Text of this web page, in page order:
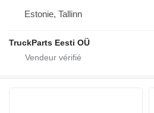
Estonie, Tallinn
TruckParts Eesti OÜ